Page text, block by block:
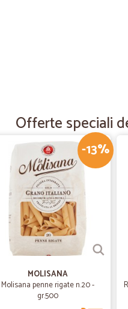
Offerte speciali
-13%
MOLISANA
Molisana penne rigate n.20 -
gr.500